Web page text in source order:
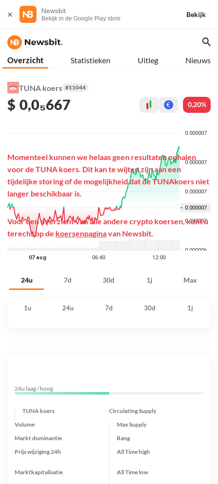
Newsbit
Bekijk in de Google Play store
Bekijk
Overzicht Statistieken Uitleg Nieuws
TUNA koers #11044
$ 0,0₅667 € 0,20%
24u 7d 30d 1j Max
Momenteel kunnen we helaas geen resultaten ophalen
voor de TUNA koers. Dit kan te wijten zijn aan een
tijdelijke storing of de mogelijkheid dat de TUNAkoers niet
langer beschikbaar is.
Voor een overzicht van alle andere crypto koersen, kunt u
terecht op de koersenpaginavan Newsbit.
1u 24u 7d 30d 1j
24u laag / hoog
TUNA koers Circulating Supply
Prijs wijziging 24h
Max Supply
Markt dominantie
Marktkapitalisatie
Volume
Rang
All Timehigh
All Time low